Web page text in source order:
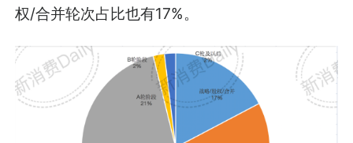
权/合并轮次占比也有17%。